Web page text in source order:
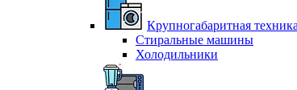
Крупногабаритная техника
Стиральные машины
Холодильники